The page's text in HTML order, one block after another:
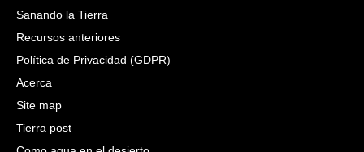
Sanando la Tierra
Recursos anteriores
Política de Privacidad (GDPR)
Acerca
Site map
Tierra post